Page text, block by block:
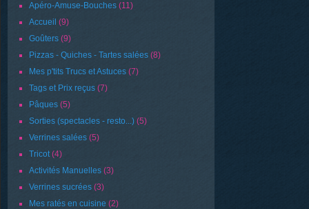
Apéro-Amuse-Bouches (11)
Accueil (9)
Goûters (9)
Pizzas - Quiches - Tartes salées (8)
Mes p'tits Trucs et Astuces (7)
Tags et Prix reçus (7)
Pâques (5)
Sorties (spectacles - resto...) (5)
Verrines salées (5)
Tricot(4)
Activités Manuelles (3)
Verrines sucrées (3)
Mes ratés en cuisine (2)